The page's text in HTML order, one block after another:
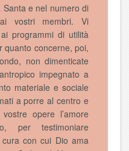
e nel numero di
vostri membri. Vi
programmi di utilità
concerne, poi,
non dimenticate
impegnato a
materiale e sociale
a porre al centro e
opere l’amore
per testimoniare
con cui Dio ama